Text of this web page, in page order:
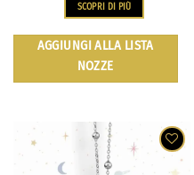
SCOPRI DI PIÙ
AGGIUNGI ALLA LISTA
NOZZE